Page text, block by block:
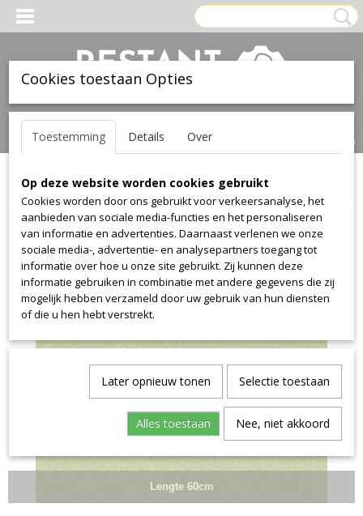
Inloggen Registreren
(0)
Home >Stof>Gabriel>Comfort Plus>Comfort Plus 68000
Lengte 60cm
Cookies toestaan Opties
Toestemming Details Over
Op deze website worden cookies gebruikt
Cookies worden door ons gebruikt voor verkeersanalyse, het
aanbieden van sociale media-functies en het personaliseren
van informatie en advertenties. Daarnaast verlenen we onze
sociale media-, advertentie- en analysepartners toegang tot
informatie over hoe u onze site gebruikt. Zij kunnen deze
informatie gebruiken in combinatie met andere gegevens die zij
mogelijk hebben verzameld door uw gebruik van hun diensten
of die u hen hebt verstrekt.
Later opnieuw tonen Selectie toestaan
Alles toestaan Nee, niet akkoord